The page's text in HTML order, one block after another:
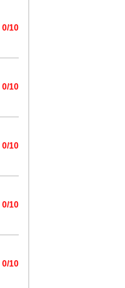
0/10
0/10
0/10
0/10
0/10